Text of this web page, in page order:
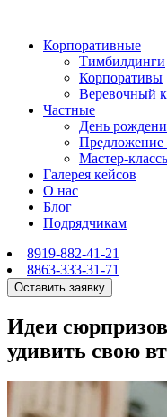
Корпоративные
Тимбилдинги
Корпоративы
Веревочный
Частные
День
Предложение
Мастер-
Галерея кейсов
О нас
Блог
Подрядчикам
8919-882-41-21
8863-333-31-71
Оставить заявку
Идеи
удивить свою